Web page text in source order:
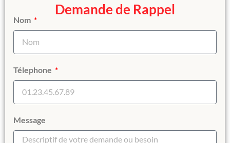
Demande de Rappel
Nom
Télephone
Message